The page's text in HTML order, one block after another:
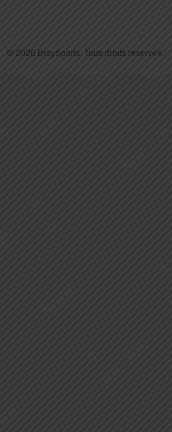
© 2026 BraySports. Tous droits reservés.